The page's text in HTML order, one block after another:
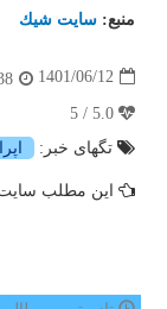
منبع: سایت شیك
1401/06/12
تگهای خبر:
این مطلب